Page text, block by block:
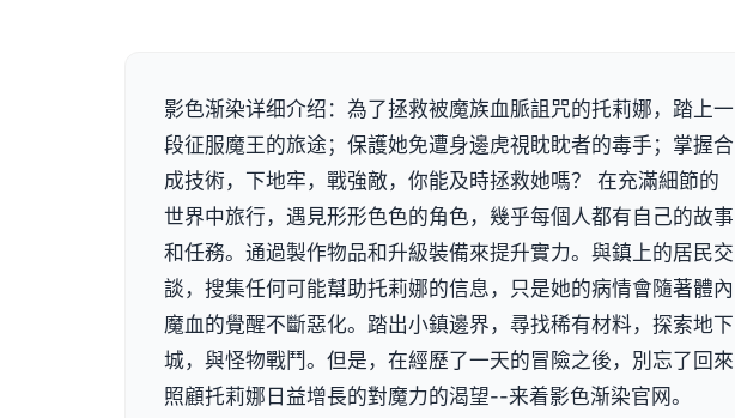
影色渐染详细介绍：為了拯救被魔族血脈詛咒的托莉娜，踏上一
段征服魔王的旅途；保護她免遭身邊虎視眈眈者的毒手；掌握合
成技術，下地牢，戰強敵，你能及時拯救她嗎？ 在充滿細節的
世界中旅行，遇見形形色色的角色，幾乎每個人都有自己的故事
和任務。通過製作物品和升級裝備來提升實力。與鎮上的居民交
談，搜集任何可能幫助托莉娜的信息，只是她的病情會隨著體內
魔血的覺醒不斷惡化。踏出小鎮邊界，尋找稀有材料，探索地下
城，與怪物戰鬥。但是，在經歷了一天的冒險之後，別忘了回來
照顧托莉娜日益增長的對魔力的渴望--来着影色渐染官网。